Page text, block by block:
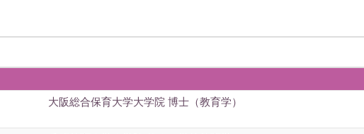
大阪総合保育大学大学院 博士（教育学）